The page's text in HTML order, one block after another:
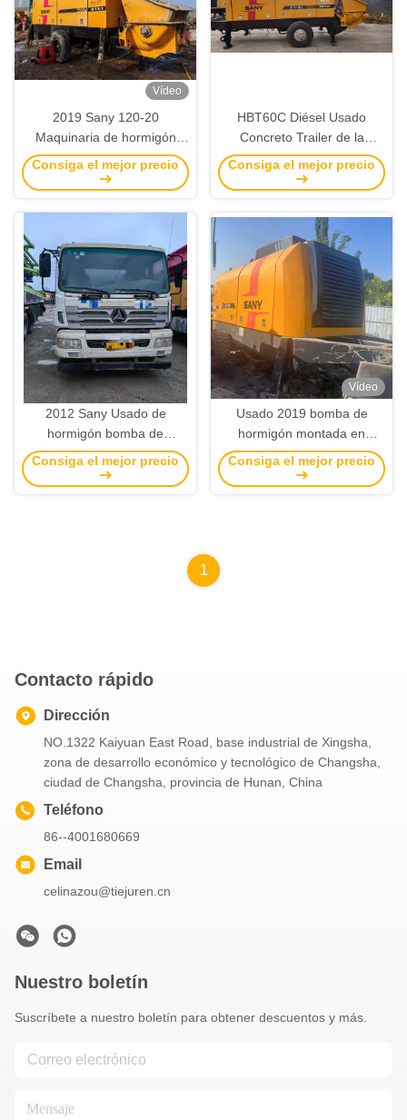
Vídeo
2019 Sany 120-20
Maquinaria de hormigón
usada con bomba de
hormigón montada en
Consiga el mejor precio
HBT60C Diésel Usado
Concreto Trailer de la
Bomba 2013 Sany Concreto
de la Bomba Atrás
Consiga el mejor precio
2012 Sany Usado de
hormigón bomba de
remolque 9018 6013 bomba
de remolque 2×180 kW
Consiga el mejor precio
Vídeo
Usado 2019 bomba de
hormigón montada en
remolque Sany 9022 bomba
de hormigón de remolque
Consiga el mejor precio
1
Contacto rápido
Dirección
NO.1322 Kaiyuan East Road, base industrial de Xingsha,
zona de desarrollo económico y tecnológico de Changsha,
ciudad de Changsha, provincia de Hunan, China
Teléfono
86--4001680669
Email
celinazou@tiejuren.cn
Nuestro boletín
Suscríbete a nuestro boletín para obtener descuentos y más.